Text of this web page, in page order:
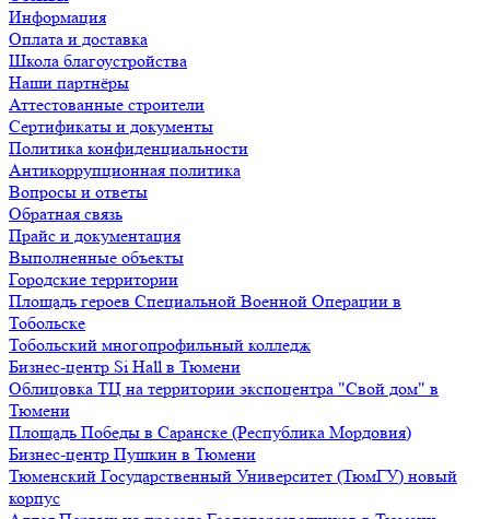
Информация
Оплата и доставка
Школа благоустройства
Наши партнёры
Аттестованные строители
Сертификаты и документы
Политика конфиденциальности
Антикоррупционная политика
Вопросы и ответы
Обратная связь
Прайс и документация
Выполненные объекты
Городские территории
Площадь героев Специальной Военной Операции в
Тобольске
Тобольский многопрофильный колледж
Бизнес-центр Si Hall в Тюмени
Облицовка ТЦ на территории экспоцентра "Свой дом" в
Тюмени
Площадь Победы в Саранске (Республика Мордовия)
Бизнес-центр Пушкин в Тюмени
Тюменский Государственный Университет (ТюмГУ) новый
корпус